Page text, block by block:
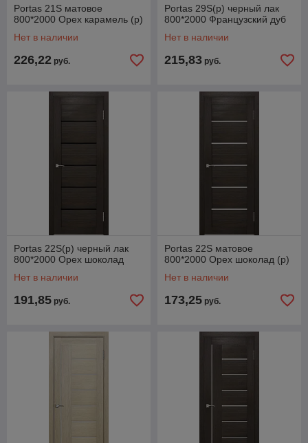
Portas 21S матовое
800*2000 Орех карамель (р)
Нет в наличии
226,22 руб.
Portas 29S(р) черный лак
800*2000 Французский дуб
Нет в наличии
215,83 руб.
Portas 22S(р) черный лак
800*2000 Орех шоколад
Нет в наличии
191,85 руб.
Portas 22S матовое
800*2000 Орех шоколад (р)
Нет в наличии
173,25 руб.